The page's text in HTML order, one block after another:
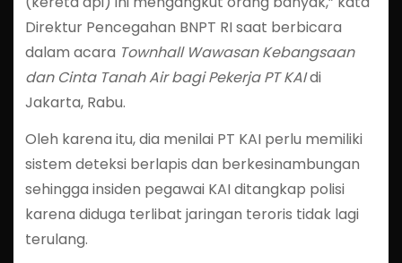
Direktur Pencegahan BNPT RI saat berbicara
dalam acara Townhall Wawasan Kebangsaan
dan Cinta Tanah Air bagi Pekerja PT KAIdi
Jakarta, Rabu.
Oleh karena itu, dia menilai PT KAI perlu memiliki
sistem deteksi berlapis dan berkesinambungan
sehingga insiden pegawai KAI ditangkap polisi
karena diduga terlibat jaringan teroris tidak lagi
terulang.